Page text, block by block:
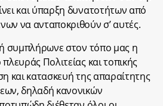
και ύπαρξη δυνατοτήτων από
να ανταποκριθούν σ’ αυτές.
συμπλήρωνε στον τόπο μας η
Πολιτείας και τοπικής
και κατασκευή της απαραίτητης
δηλαδή κανονικών